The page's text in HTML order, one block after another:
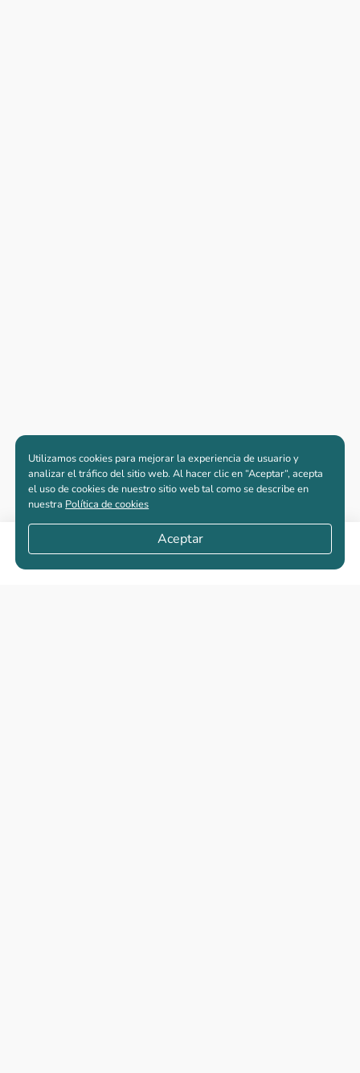
Compartir
Apartamentos nuevos
Utilizamos cookies para mejorar la experiencia de usuario y
analizar el tráfico del sitio web. Al hacer clic en “Aceptar“, acepta
el uso de cookies de nuestro sitio web tal como se describe en
nuestra Política de cookies
Aceptar